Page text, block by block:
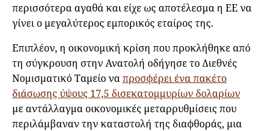
περισσότερα αγαθά και είχε ως αποτέλεσμα η ΕΕ να
γίνει ο μεγαλύτερος εμπορικός εταίρος της.
Επιπλέον, η οικονομική κρίση που προκλήθηκε από
τη σύγκρουση στην Ανατολή οδήγησε το Διεθνές
Νομισματικό Ταμείο ναπροσφέρει ένα πακέτο
διάσωσης ύψους 17,5 δισεκατομμυρίων δολαρίων
με αντάλλαγμα οικονομικές μεταρρυθμίσεις που
περιλάμβαναν την καταστολή της διαφθοράς, μια